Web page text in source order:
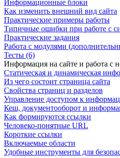
Информационные блоки
Как изменить внешний вид сайта
Практические примеры работы
Типичные ошибки при работе с
Практические задания
Работа с модулями
Тесты (6)
Информация на сайте и работа с
Статическая и динамическая
Из чего состоит страница сайта
Свойства страниц и разделов
Управление доступом к
Кеш, документооборот и
Как формируются ссылки
Человеко-понятные URL
Короткие ссылки
Включаемые области
Удобные инструменты для